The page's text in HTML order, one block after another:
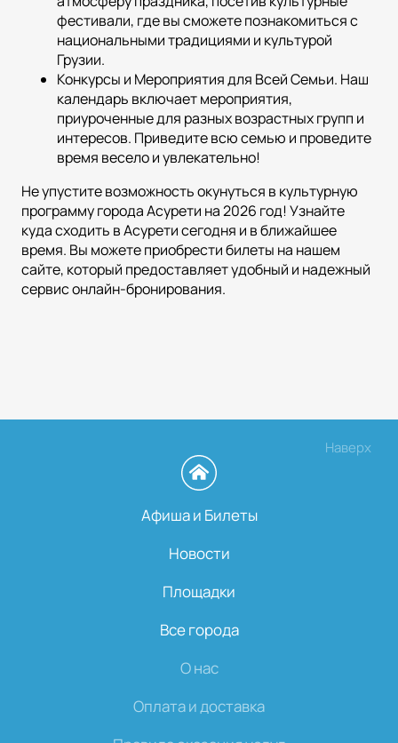
фестивали, где вы сможете познакомиться с
национальными традициями и культурой
Грузии.
Конкурсы и Мероприятия для Всей Семьи. Наш
календарь включает мероприятия,
приуроченные для разных возрастных групп и
интересов. Приведите всю семью и проведите
время весело и увлекательно!
Не упустите возможность окунуться в культурную
программу города Асурети на 2026 год! Узнайте
куда сходить в Асурети сегодня и в ближайшее
время. Вы можете приобрести билеты на нашем
сайте, который предоставляет удобный и надежный
сервис онлайн-бронирования.
Наверх
Афиша и Билеты
Новости
Площадки
Все города
О нас
Оплата и доставка